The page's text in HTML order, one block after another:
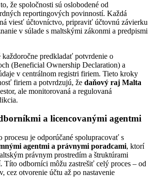
že spoločnosti sú oslobodené od
reportingových povinností. Každá
viesť účtovníctvo, pripraviť účtovnú závierku
v súlade s maltskými zákonmi a predpismi
každoročne predkladať potvrdenie o
(Beneficial Ownership Declaration) a
v centrálnom registri firiem. Tieto kroky
firiem a potvrdzujú, že daňový raj Malta
ale monitorovaná a regulovaná
a licencovanými agentmi
procesu je odporúčané spolupracovať s
agentmi a právnymi poradcami, ktorí
právnym prostredím a štruktúrami
Títo odborníci môžu zastrešiť celý proces – od
cez otvorenie účtu až po nastavenie